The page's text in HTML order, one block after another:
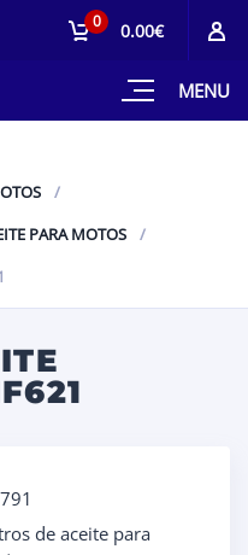
MENU
0 0.00€
PARA MOTOS
de aceite para